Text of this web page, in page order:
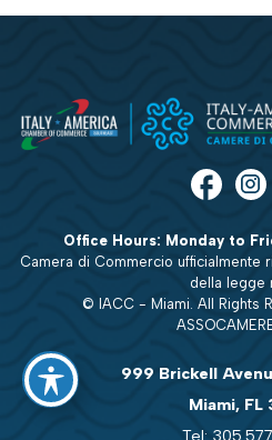
Office Hours: Monday to
Camera di Commercio ufficialmente
della legge
© IACC - Miami. All Rights
999 Brickell
Miami, FL
Tel: